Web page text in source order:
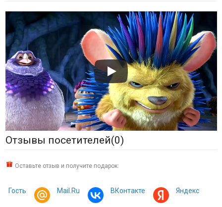
Отзывы посетителей(0)
Оставьте отзыв и получите подарок:
Гость Mail.Ru ВКонтакте Яндекс